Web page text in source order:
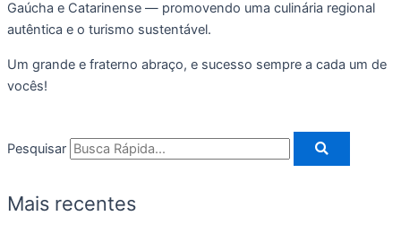
Gaúcha e Catarinense — promovendo uma culinária regional
autêntica e o turismo sustentável.
Um grande e fraterno abraço, e sucesso sempre a cada um de
vocês!
Pesquisar
Mais recentes